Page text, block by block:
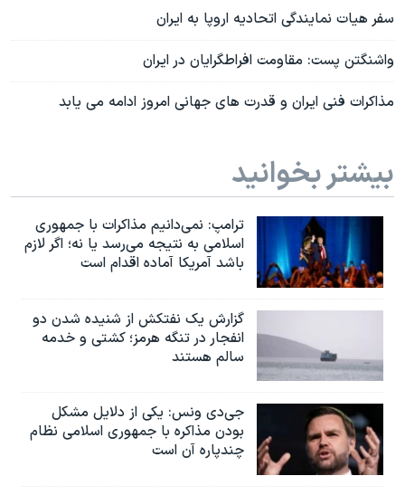
سفر هیات نمایندگی اتحادیه اروپا به ایران
واشنگتن پست: مقاومت افراطگرایان در ایران
مذاکرات فنی ایران و قدرت های جهانی امروز ادامه می یابد
بیشتر بخوانید
ترامپ: نمی‌دانیم مذاکرات با جمهوری
اسلامی به نتیجه می‌رسد یا نه؛ اگر لازم
باشد آمریکا آماده اقدام است
گزارش یک نفتکش از شنیده شدن دو
انفجار در تنگه هرمز؛ کشتی و خدمه
سالم هستند
جی‌دی ونس: یکی از دلایل مشکل
بودن مذاکره با جمهوری اسلامی نظام
چندپاره آن است